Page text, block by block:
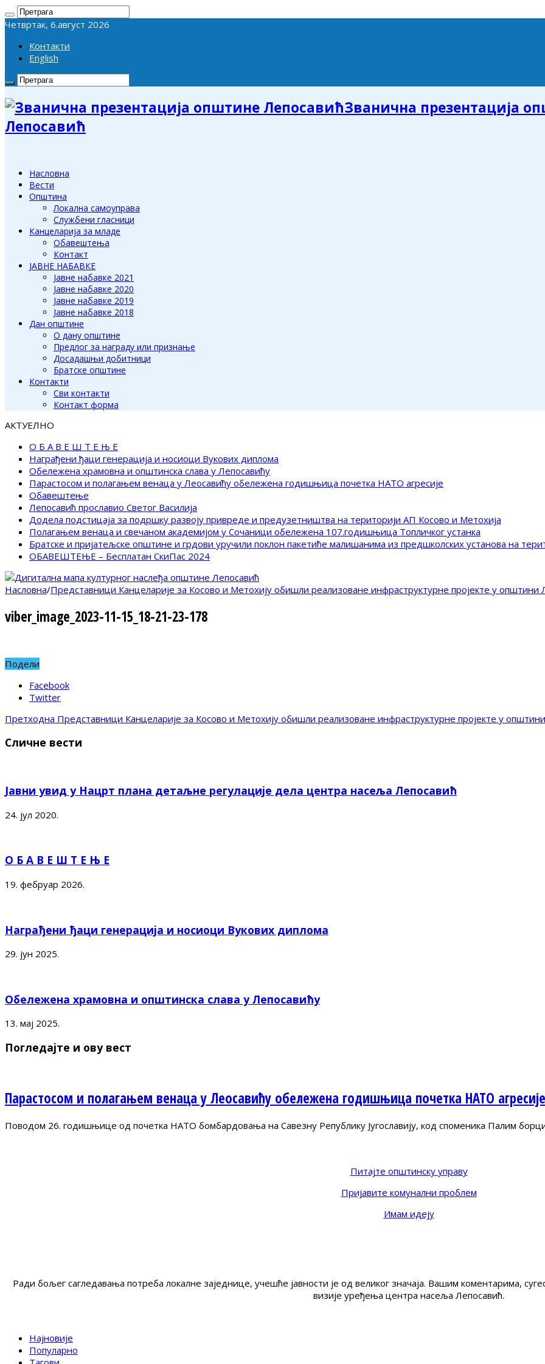
Четвртак, 6.август 2026
Контакти
English
Званична презентација
Лепосавић
Насловна
Вести
Општина
Локална самоуправа
Службени гласници
Канцеларија за младе
Обавештења
Контакт
ЈАВНЕ НАБАВКЕ
Јавне набавке 2021
Јавне набавке 2020
Јавне набавке 2019
Јавне набавке 2018
Дан општине
О дану општине
Предлог за награду или признање
Досадашњи добитници
Братске општине
Контакти
Сви контакти
Контакт форма
АКТУЕЛНО
О Б А В Е Ш Т Е Њ Е
Награђени ђаци генерација и носиоци Вукових диплома
Обележена храмовна и општинска слава у Лепосавићу
Парастосом и полагањем венаца у Леосавићу обележена годишњица почетка НАТО агресије
Обавештење
Лепосавић прославио Светог Василија
Додела подстицаја за подршку развоју привреде и предузетништва на територији АП Косово и Метохија
Полагањем венаца и свечаном академијом у Сочаници обележена 107.годишњица Топличког устанка
Братске и пријатељске општине и грдови уручили поклон пакетиће малишанима из предшколских установа на
ОБАВЕШТЕЊЕ – Бесплатан СкиПас 2024
Насловна/Представници Канцеларије за Косово и Метохију обишли реализоване инфраструктурне пројекте у општини
viber_image_2023-11-15_18-21-23-178
Подели
Facebook
Twitter
Претходна Представници Канцеларије за Косово и Метохију обишли реализоване инфраструктурне пројекте у
Сличне вести
Јавни увид у Нацрт плана детаљне регулације дела центра насеља Лепосавић
24. јул 2020.
О Б А В Е Ш Т Е Њ Е
19. фебруар 2026.
Награђени ђаци генерација и носиоци Вукових диплома
29. јун 2025.
Обележена храмовна и општинска слава у Лепосавићу
13. мај 2025.
Погледајте и ову вест
Парастосом и полагањем венаца у Леосавићу обележена годишњица почетка НАТО агресије
Поводом 26. годишњице од почетка НАТО бомбардовања на Савезну Републику Југославију, код споменика Палим
Питајте општинску управу
Пријавите комунални проблем
Имам идеју
Ради бољег сагледавања потреба локалне заједнице, учешће јавности је од великог значаја. Вашим коментарима,
визије уређења центра насеља Лепосавић.
Најновије
Популарно